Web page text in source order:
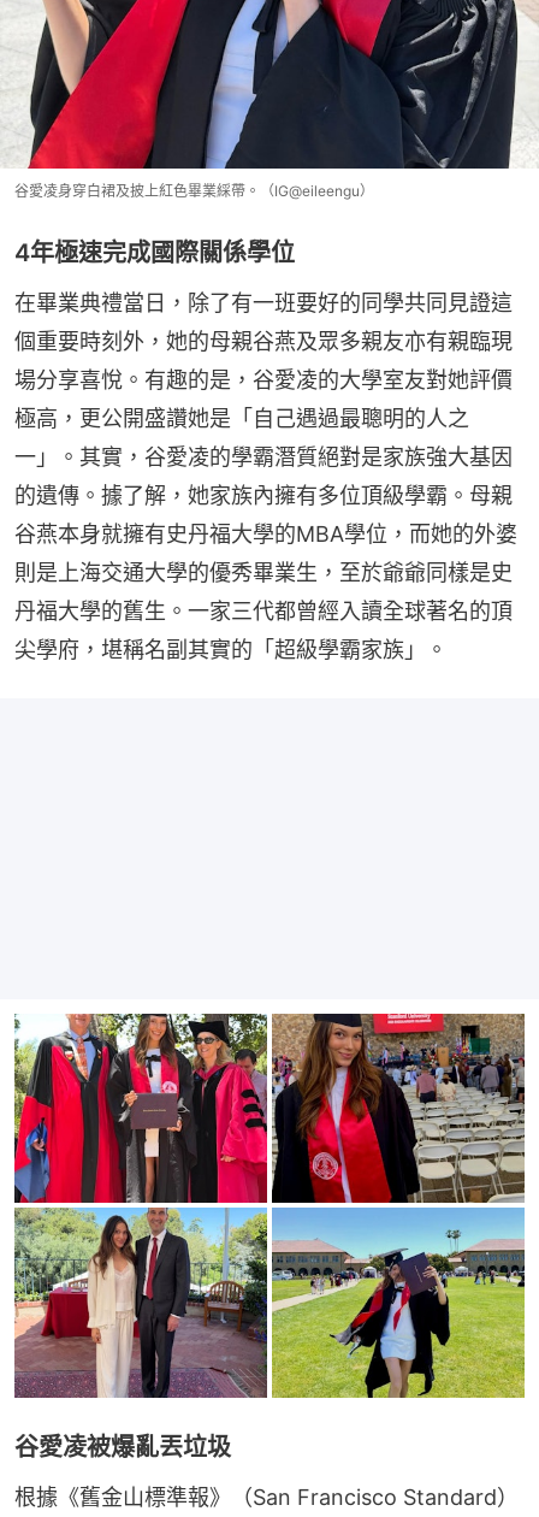
谷愛凌身穿白裙及披上紅色畢業綵帶。（IG@eileengu）
4年極速完成國際關係學位
在畢業典禮當日，除了有一班要好的同學共同見證這
個重要時刻外，她的母親谷燕及眾多親友亦有親臨現
場分享喜悅。有趣的是，谷愛凌的大學室友對她評價
極高，更公開盛讚她是「自己遇過最聰明的人之
一」。其實，谷愛凌的學霸潛質絕對是家族強大基因
的遺傳。據了解，她家族內擁有多位頂級學霸。母親
谷燕本身就擁有史丹福大學的MBA學位，而她的外婆
則是上海交通大學的優秀畢業生，至於爺爺同樣是史
丹福大學的舊生。一家三代都曾經入讀全球著名的頂
尖學府，堪稱名副其實的「超級學霸家族」。
谷愛凌被爆亂丟垃圾
根據《舊金山標準報》（San Francisco Standard）